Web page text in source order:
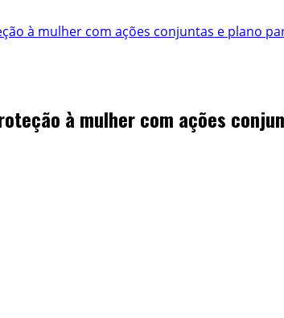
à mulher com ações conjuntas e plano
à mulher com ações